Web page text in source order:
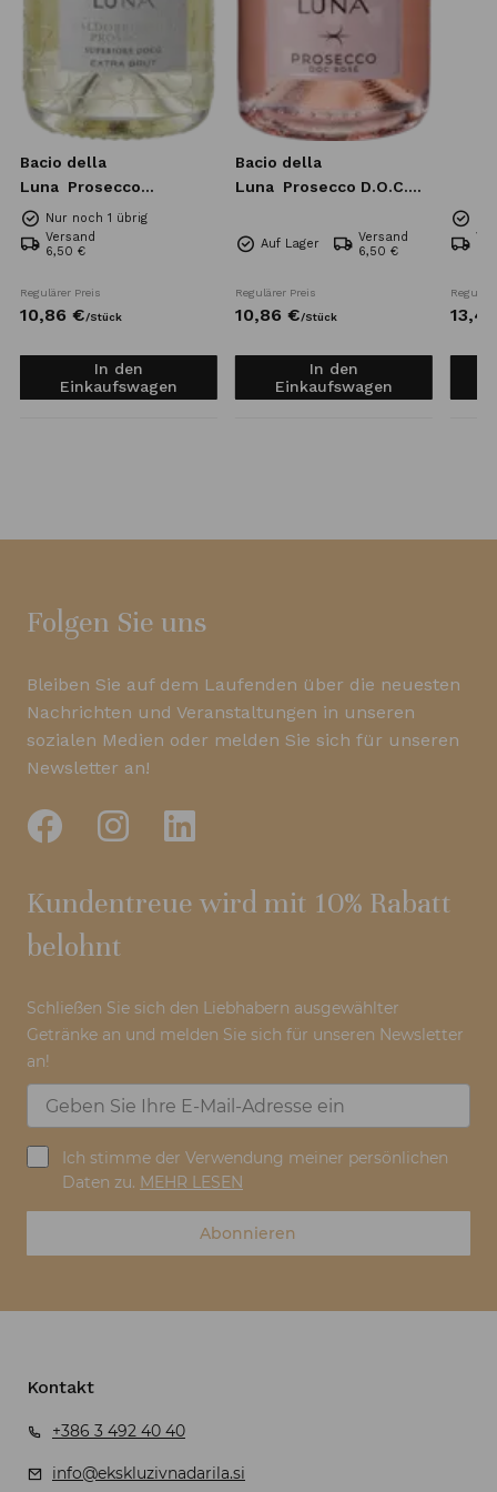
Bacio della
Luna Prosecco
Superiore DOCG Extra
Brut 0,75l
Nur noch 1 übrig
Versand
6,50 €
Regulärer Preis
10,86 €/Stück
In den
Einkaufswagen
Bacio della
Luna Prosecco D.O.C.
Auf Lager
Versand
6,50 €
Regulärer Preis
10,86 €/Stück
In den
Einkaufswagen
13,42
Folgen Sie uns
Bleiben Sie auf dem Laufenden über die neuesten
Nachrichten und Veranstaltungen in unseren
sozialen Medien oder melden Sie sich für unseren
Newsletter an!
Kundentreue wird mit 10% Rabatt
belohnt
Schließen Sie sich den Liebhabern ausgewählter
Getränke an und melden Sie sich für unseren Newsletter
an!
Ich stimme der Verwendung meiner persönlichen
Daten zu. MEHR LESEN
Abonnieren
Kontakt
+386 3 492 40 40
info@ekskluzivnadarila.si